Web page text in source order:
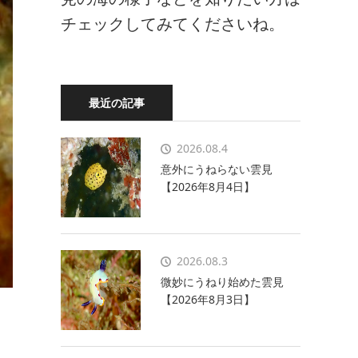
チェックしてみてくださいね。
最近の記事
2026.08.4
意外にうねらない雲見
【2026年8月4日】
2026.08.3
微妙にうねり始めた雲見
【2026年8月3日】